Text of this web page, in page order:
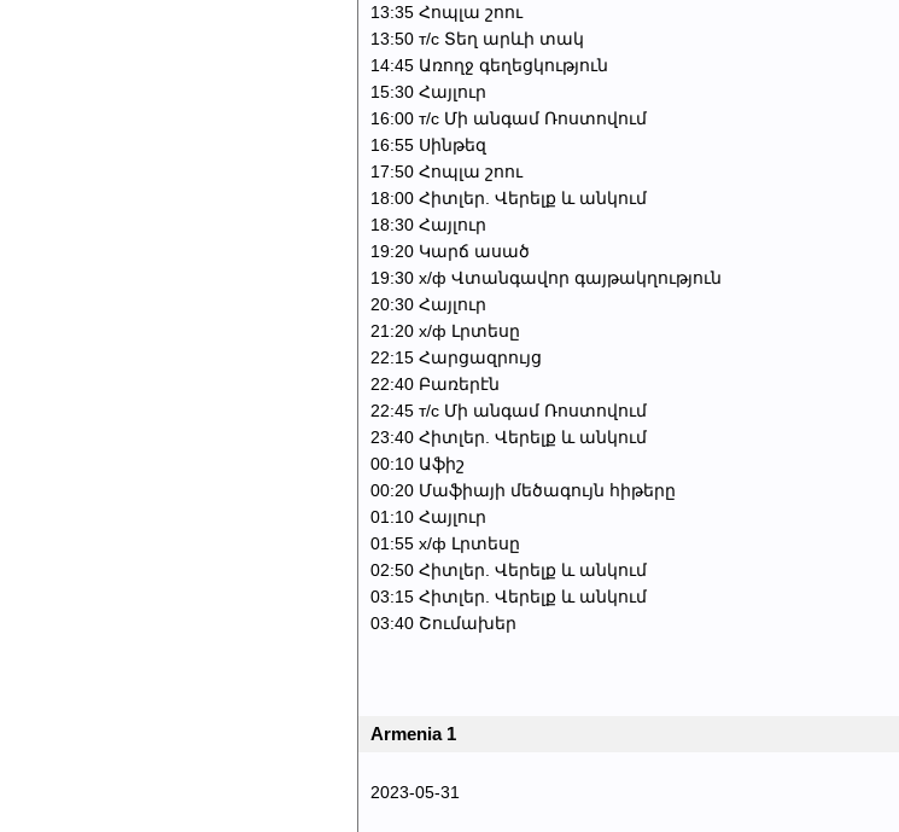
13:35 Հոպլա շոու
13:50 т/с Տեղ արևի տակ
14:45 Առողջ գեղեցկություն
15:30 Հայլուր
16:00 т/с Մի անգամ Ռոստովում
16:55 Սինթեզ
17:50 Հոպլա շոու
18:00 Հիտլեր. Վերելք և անկում
18:30 Հայլուր
19:20 Կարճ ասած
19:30 х/ф Վտանգավոր գայթակղություն
20:30 Հայլուր
21:20 х/ф Լրտեսը
22:15 Հարցազրույց
22:40 Բառերէն
22:45 т/с Մի անգամ Ռոստովում
23:40 Հիտլեր. Վերելք և անկում
00:10 Աֆիշ
00:20 Մաֆիայի մեծագույն հիթերը
01:10 Հայլուր
01:55 х/ф Լրտեսը
02:50 Հիտլեր. Վերելք և անկում
03:15 Հիտլեր. Վերելք և անկում
03:40 Շումախեր
Armenia 1
2023-05-31